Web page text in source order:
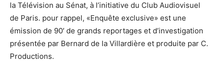
la Télévision au Sénat, à l’initiative du Club Audiovisuel
de Paris. pour rappel, «Enquête exclusive» est une
émission de 90′ de grands reportages et d’investigation
présentée par Bernard de la Villardière et produite par C.
Productions.